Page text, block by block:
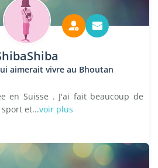
aimerait vivre au Bhoutan
en Suisse . J'ai fait beaucoup de
et...voir plus